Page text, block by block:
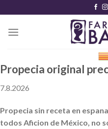
content
Propecia original
7.8.2026
Propecia sin receta en
todos Aficion de México, no